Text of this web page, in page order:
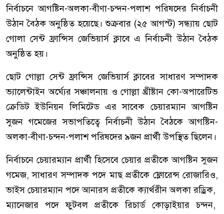
নির্বাচনে আগষ্টিন-অলকা-বীণা-চন্দন-পলাশ পরিষদের নির্বাচনী
উঠান বৈঠক অনুষ্ঠিত হয়েছে। শুক্রবার (২৫ আগস্ট) সন্ধ্যায় ছোট
গোলা সেন্ট ফ্রান্সিস জেভিয়ার্স ক্লাবে এ নির্বাচনী উঠান বৈঠক
অনুষ্ঠিত হয়।
ছোট গোল্লা সেন্ট ফ্রান্সিস জেভিয়ার্স ক্লাবের সাধারণ সম্পাদক
ভ্যালেন্টাইন অর্ঘ্যের সঞ্চালনায় ও গোল্লা খ্রীষ্টান কো-অপারেটিভ
ক্রেডিট ইউনিয়ন লিমিটেড এর সাবেক চেয়ারম্যান আগষ্টিন
সুজন গমেজের সভাপতিত্বে নির্বাচনী উঠান বৈঠকে আগষ্টিন-
অলকা-বীণা-চন্দন-পলাশ পরিষদের ৯জন প্রার্থী উপস্থিত ছিলেন।
নির্বাচনে চেয়ারম্যান প্রার্থী হিসেবে চেয়ার প্রতীকে আগষ্টিন সুজন
গমেজ, সাধারণ সম্পাদক পদে মাছ প্রতীকে ফ্লোরেন্স রোজারিও,
ভাইস চেয়ারম্যান পদে আনারস প্রতীকে ক্যার্থরীন অলকা রড্রিক,
ম্যানেজার পদে ফুটবল প্রতীকে রিচার্ড কোড়াইয়ার চন্দন,